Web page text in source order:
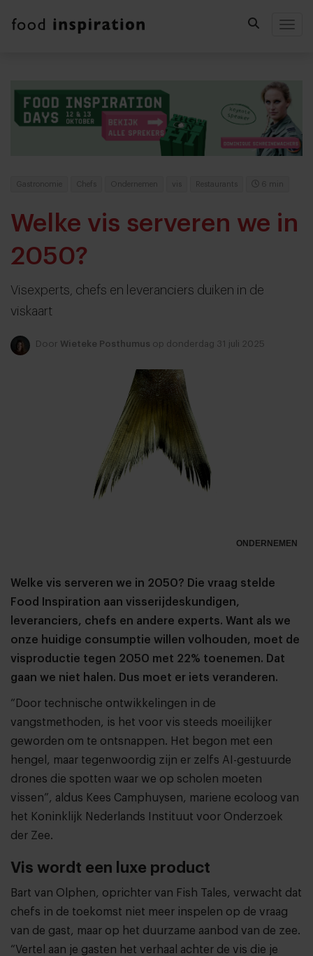
Gastronomie Chefs Ondernemen vis Restaurants 6 min
Welke vis serveren we in
2050?
Visexperts, chefs en leveranciers duiken in de
viskaart
Door Wieteke Posthumus op donderdag 31 juli 2025
ONDERNEMEN
Welke vis serveren we in 2050? Die vraag stelde
Food Inspiration aan visserijdeskundigen,
leveranciers, chefs en andere experts. Want als we
onze huidige consumptie willen volhouden, moet de
visproductie tegen 2050 met 22% toenemen. Dat
gaan we niet halen. Dus moet er iets veranderen.
“Door technische ontwikkelingen in de
vangstmethoden, is het voor vis steeds moeilijker
geworden om te ontsnappen. Het begon met een
hengel, maar tegenwoordig zijn er zelfs AI-gestuurde
drones die spotten waar we op scholen moeten
vissen”, aldus Kees Camphuysen, mariene ecoloog van
het Koninklijk Nederlands Instituut voor Onderzoek
der Zee.
Vis wordt een luxe product
Bart van Olphen, oprichter van Fish Tales, verwacht dat
chefs in de toekomst niet meer inspelen op de vraag
van de gast, maar op het duurzame aanbod van de zee.
“Vertel aan je gasten het verhaal achter de vis die je